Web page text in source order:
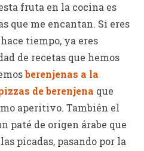
fruta en la cocina es
que me encantan. Si eres
tiempo, ya eres
de recetas que hemos
berenjenas a la
de berenjena que
aperitivo. También el
paté de origen árabe que
picadas, pasando por la